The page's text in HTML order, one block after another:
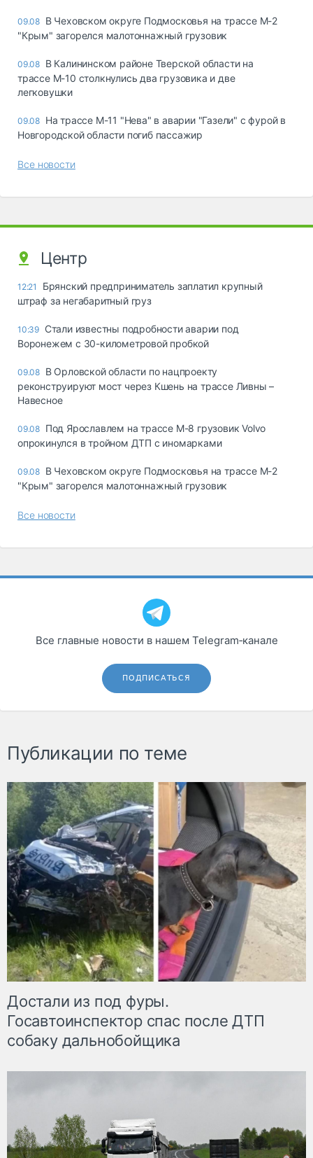
09.08 В Чеховском округе Подмосковья на трассе М-2
"Крым" загорелся малотоннажный грузовик
09.08 В Калининском районе Тверской области на
трассе М-10 столкнулись два грузовика и две
легковушки
09.08 На трассе М-11 "Нева" в аварии "Газели" с фурой в
Новгородской области погиб пассажир
Все новости
Центр
12:21
Брянский предприниматель заплатил крупный
штраф за негабаритный груз
10:39 Стали известны подробности аварии под
Воронежем с 30-километровой пробкой
09.08 В Орловской области по нацпроекту
реконструируют мост через Кшень на трассе Ливны –
Навесное
09.08 Под Ярославлем на трассе М-8 грузовик Volvo
опрокинулся в тройном ДТП с иномарками
09.08 В Чеховском округе Подмосковья на трассе М-2
"Крым" загорелся малотоннажный грузовик
Все новости
Все главные новости в нашем Telegram‑канале
ПОДПИСАТЬСЯ
Публикации по теме
Достали из под фуры.
Госавтоинспектор спас после ДТП
собаку дальнобойщика